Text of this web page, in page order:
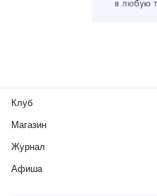
Клуб
Магазин
Журнал
Афиша